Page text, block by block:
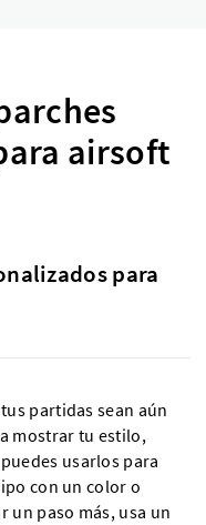
airsoft
para
partidas sean aún
mostrar tu estilo,
usarlos para
con un color o
un paso más, usa un